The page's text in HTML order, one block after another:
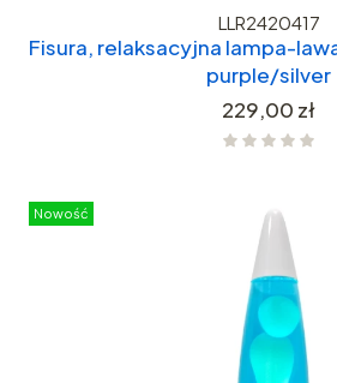
LLR2420417
Fisura, relaksacyjna lampa-
purple/silver
Cena
229,00 zł
Nowość